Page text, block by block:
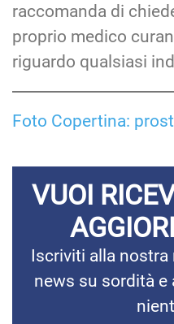
raccomanda di
proprio medico
riguardo qualsiasi
Foto Copertina:
VUOI
Iscriviti alla nostra
news su sordità e